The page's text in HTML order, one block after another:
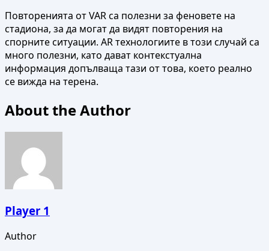
Повторенията от VAR са полезни за феновете на
стадиона, за да могат да видят повторения на
спорните ситуации. AR технологиите в този случай са
много полезни, като дават контекстуална
информация допълваща тази от това, което реално
се вижда на терена.
About the Author
Player 1
Author